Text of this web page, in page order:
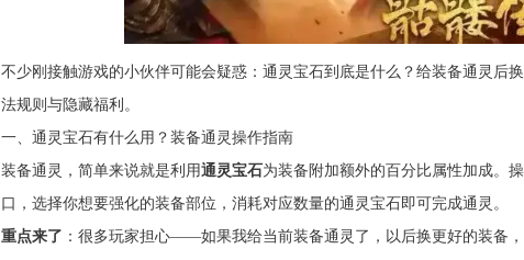
不少刚接触游戏的小伙伴可能会疑惑：通灵宝石到底是什么？给装备通灵后
法规则与隐藏福利。
一、通灵宝石有什么用？装备通灵操作指南
装备通灵，简单来说就是利用通灵宝石为装备附加额外的百分比属性加成。
口，选择你想要强化的装备部位，消耗对应数量的通灵宝石即可完成通灵。
重点来了 ：很多玩家担心——如果我给当前装备通灵了，以后换更好的装备